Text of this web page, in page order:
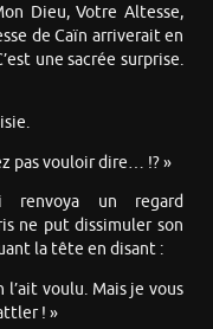
Dieu, Votre Altesse,
de Caïn arriverait en
une sacrée surprise.
pas vouloir dire… !? »
renvoya un regard
ne put dissimuler son
la tête en disant :
l’ait voulu. Mais je vous
! »